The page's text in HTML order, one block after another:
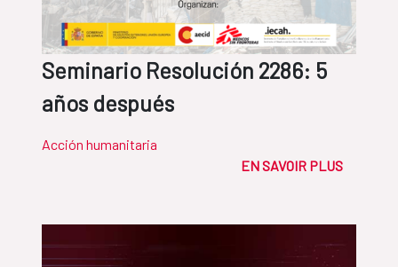
Seminario Resolución 2286: 5
años después
Acción humanitaria
EN SAVOIR PLUS